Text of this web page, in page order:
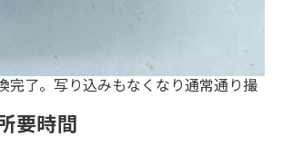
完了。写り込みもなくなり通常通り撮
要時間